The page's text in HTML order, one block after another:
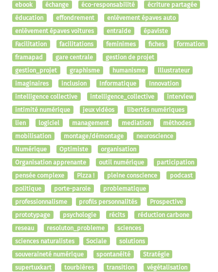
ebook
échange éco-responsabilité
écriture partagée
éducation
effondrement
enlèvement épaves auto
enlèvement épaves voitures
entraide
épaviste
Facilitation
facilitations feminimes fiches
formation
framapad
gare centrale
gestion de projet
gestion_projet
graphisme humanisme
illustrateur
imaginaires
inclusion Informatique
Innovation
intelligence collective
intelligence_collective
interview
intimité numérique
jeux vidéos
libertés numériques
lien
logiciel management mediation
méthodes
mobilisation
montage/démontage
neuroscience
Numérique
Optimiste
organisation
Organisation apprenante
outil numérique
participation
pensée complexe
Pizza ! pleine conscience
podcast
politique
porte-parole
problematique
professionnalisme
profils personnalités
Prospective
prototypage
psychologie récits
réduction carbone
reseau
resoluton_probleme
sciences
sciences naturalistes
Sociale
solutions
souveraineté numérique
spontanéité
Stratégie
supertuxkart
tourbières transition
végétalisation